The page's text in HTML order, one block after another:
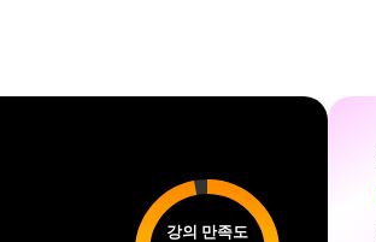
수능 실전모의고사
강의 만족도